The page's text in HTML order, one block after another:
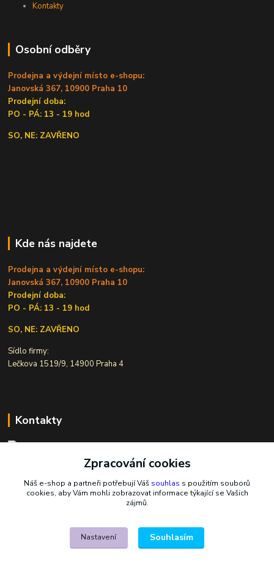
Kontakty
Osobní odběry
Prodejna a výdejní místo e-shopu:
Janovská 367, 10900 Praha 10
Prodejní doba:
PO - PÁ: 13 - 19 hod
SO, NE: ZAVŘENO
Kde nás najdete
Prodejna a výdejní místo e-shopu:
Janovská 367, 10900 Praha 10
Prodejní doba:
PO - PÁ: 13 - 19 hod
SO, NE: ZAVŘENO
Sídlo firmy:
Lečkova 1519/9, 14900 Praha 4
Kontakty
Ivana Šiková
+420 607 146 238
Po-Pá, 8-18 hod.
Zpracování cookies
Náš e-shop a partneři potřebují Váš souhlas s použitím souborů
cookies, aby Vám mohli zobrazovat informace týkající se Vašich
zájmů.
Nastavení Souhlasím